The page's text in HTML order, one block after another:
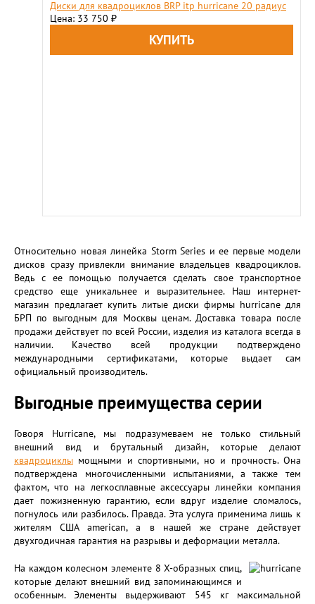
Диски для квадроциклов BRP itp hurricane 20 радиус
Цена: 33 750 ₽
Относительно новая линейка Storm Series и ее первые модели
дисков сразу привлекли внимание владельцев квадроциклов.
Ведь с ее помощью получается сделать свое транспортное
средство еще уникальнее и выразительнее. Наш интернет-
магазин предлагает купить литые диски фирмы hurricane для
БРП по выгодным для Москвы ценам. Доставка товара после
продажи действует по всей России, изделия из каталога всегда в
наличии. Качество всей продукции подтверждено
международными сертификатами, которые выдает сам
официальный производитель.
Выгодные преимущества серии
Говоря Hurricane, мы подразумеваем не только стильный
внешний вид и брутальный дизайн, которые делают
квадроциклы мощными и спортивными, но и прочность. Она
подтверждена многочисленными испытаниями, а также тем
фактом, что на легкосплавные аксессуары линейки компания
дает пожизненную гарантию, если вдруг изделие сломалось,
погнулось или разбилось. Правда. Эта услуга применима лишь к
жителям США american, а в нашей же стране действует
двухгодичная гарантия на разрывы и деформации металла.
На каждом колесном элементе 8 Х-образных спиц,
которые делают внешний вид запоминающимся и
особенным. Элементы выдерживают 545 кг максимальной